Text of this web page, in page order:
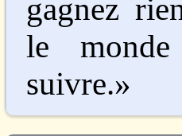
gagnez
le
suivre.»